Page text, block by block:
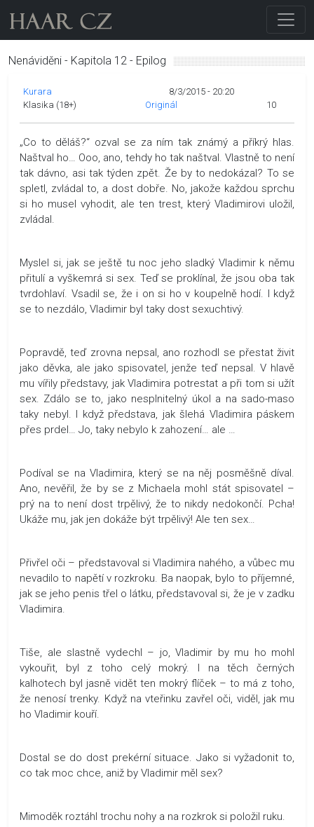
Nenáviděni - Kapitola 12 - Epilog
Kurara
8/3/2015 - 20:20
Klasika (18+)
Originál 10
„Co to děláš?“ ozval se za ním tak známý a příkrý hlas.
Naštval ho… Ooo, ano, tehdy ho tak naštval. Vlastně to není
tak dávno, asi tak týden zpět. Že by to nedokázal? To se
spletl, zvládal to, a dost dobře. No, jakože každou sprchu
si ho musel vyhodit, ale ten trest, který Vladimirovi uložil,
zvládal.
Myslel si, jak se ještě tu noc jeho sladký Vladimir k němu
přitulí a vyškemrá si sex. Teď se proklínal, že jsou oba tak
tvrdohlaví. Vsadil se, že i on si ho v koupelně hodí. I když
se to nezdálo, Vladimir byl taky dost sexuchtivý.
Popravdě, teď zrovna nepsal, ano rozhodl se přestat živit
jako děvka, ale jako spisovatel, jenže teď nepsal. V hlavě
mu vířily představy, jak Vladimira potrestat a při tom si užít
sex. Zdálo se to, jako nesplnitelný úkol a na sado-maso
taky nebyl. I když představa, jak šlehá Vladimira páskem
přes prdel… Jo, taky nebylo k zahození… ale …
Podíval se na Vladimira, který se na něj posměšně díval.
Ano, nevěřil, že by se z Michaela mohl stát spisovatel –
prý na to není dost trpělivý, že to nikdy nedokončí. Pcha!
Ukáže mu, jak jen dokáže být trpělivý! Ale ten sex…
Přivřel oči – představoval si Vladimira nahého, a vůbec mu
nevadilo to napětí v rozkroku. Ba naopak, bylo to příjemné,
jak se jeho penis třel o látku, představoval si, že je v zadku
Vladimira.
Tiše, ale slastně vydechl – jo, Vladimir by mu ho mohl
vykouřit, byl z toho celý mokrý. I na těch černých
kalhotech byl jasně vidět ten mokrý flíček – to má z toho,
že nenosí trenky. Když na vteřinku zavřel oči, viděl, jak mu
ho Vladimir kouří.
Dostal se do dost prekérní situace. Jako si vyžadonit to,
co tak moc chce, aniž by Vladimir měl sex?
Mimoděk roztáhl trochu nohy a na rozkrok si položil ruku.